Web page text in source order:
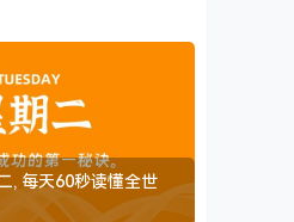
, 每天60秒读懂全世